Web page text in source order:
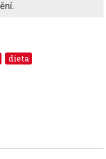
dieta